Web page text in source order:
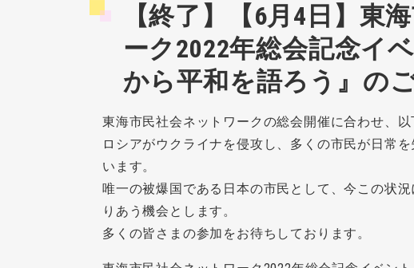
【終了】【6月4日】東
ーク2022年総会記念イ
から平和を語ろう』の
東海市民社会ネットワークの総会開催に合わせ、
ロシアがウクライナを侵攻し、多くの市民が日常
います。
唯一の被爆国である日本の市民として、今この状
りあう機会とします。
多くの皆さまの参加をお待ちしております。